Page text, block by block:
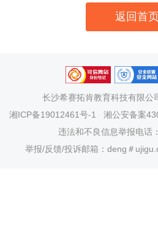
返回首页
长沙希赛拓肯教育科技有限公
湘ICP备19012461号-1
湘公安备案
违法和不良信息举报电话
举报/反馈/投诉邮箱：deng＃